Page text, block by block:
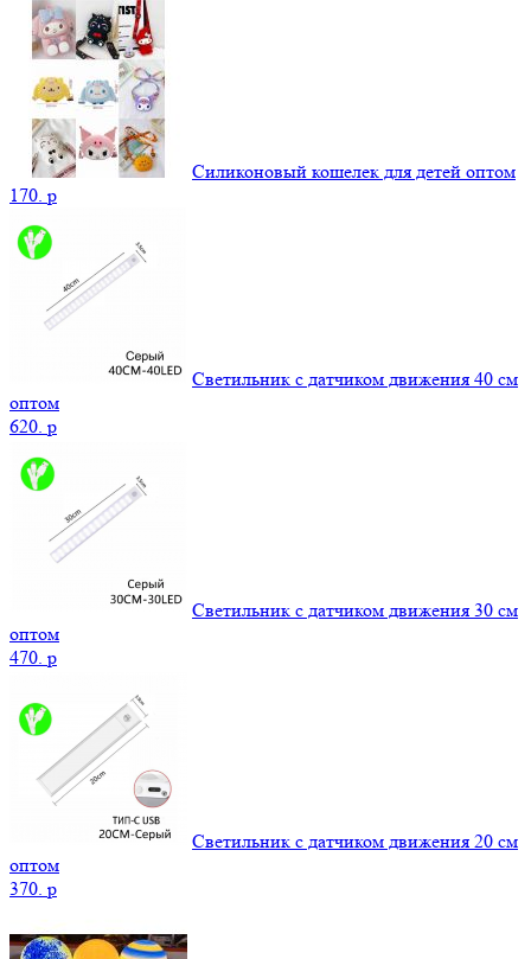
Силиконовый кошелек для детей оптом
170. p
Светильник с датчиком движения 40 см
оптом
620. p
Светильник с датчиком движения 30 см
оптом
470. p
Светильник с датчиком движения 20 см
оптом
370. p